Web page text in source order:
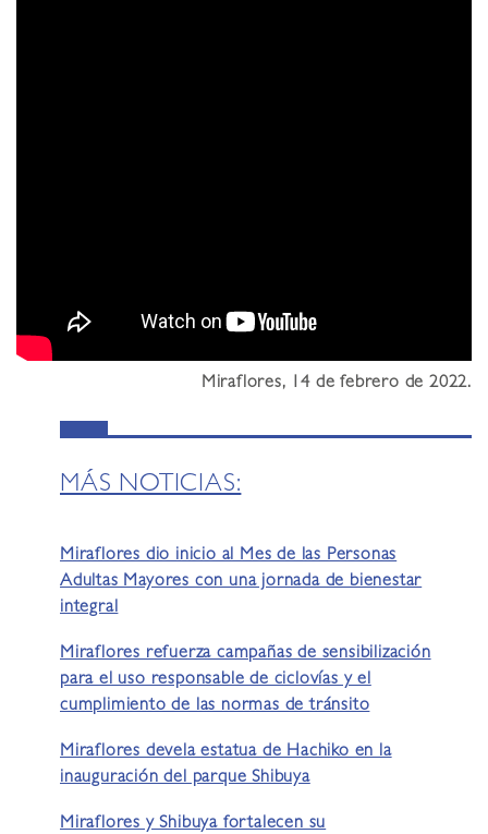
Miraflores, 14 de febrero de 2022.
MÁS NOTICIAS:
Miraflores dio inicio al Mes de las Personas
Adultas Mayores con una jornada de bienestar
integral
Miraflores refuerza campañas de sensibilización
para el uso responsable de ciclovías y el
cumplimiento de las normas de tránsito
Miraflores devela estatua de Hachiko en la
inauguración del parque Shibuya
Miraflores y Shibuya fortalecen su